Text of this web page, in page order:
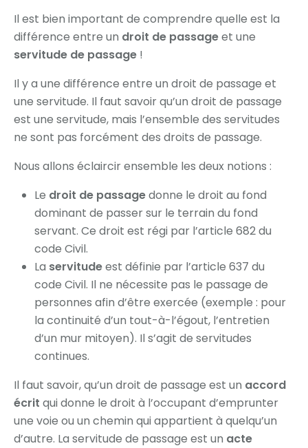
Il est bien important de comprendre quelle est la
différence entre un droit de passageet une
servitude de passage !
Il y a une différence entre un droit de passage et
une servitude. Il faut savoir qu’un droit de passage
est une servitude, mais l’ensemble des servitudes
ne sont pas forcément des droits de passage.
Nous allons éclaircir ensemble les deux notions :
Le droit de passagedonne le droit au fond
dominant de passer sur le terrain du fond
servant. Ce droit est régi par l’article 682 du
code Civil.
La servitudeest définie par l’article 637 du
code Civil. Il ne nécessite pas le passage de
personnes afin d’être exercée (exemple : pour
la continuité d’un tout-à-l’égout, l’entretien
d’un mur mitoyen). Il s’agit de servitudes
continues.
Il faut savoir, qu’un droit de passage est un accord
écrit qui donne le droit à l’occupant d’emprunter
une voie ou un chemin qui appartient à quelqu’un
d’autre. La servitude de passage est un acte